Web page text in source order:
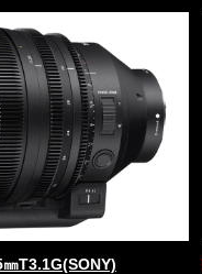
T3.1G(SONY)